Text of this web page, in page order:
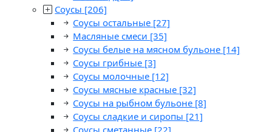
Соусы [206]
Соусы остальные [27]
Масляные смеси [35]
Соусы белые на мясном бульоне [14]
Соусы грибные [3]
Соусы молочные [12]
Соусы мясные красные [32]
Соусы на рыбном бульоне [8]
Соусы сладкие и сиропы [21]